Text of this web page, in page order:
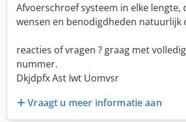
Afvoerschroef systeem in elke
wensen en benodigdheden natuurlijk
reacties of vragen ? graag met
nummer.
Dkjdpfx Ast Iwt Uomvsr
Vraagt u meer informatie aan